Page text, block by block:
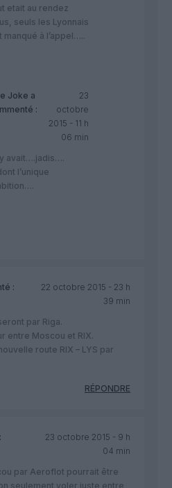
etait au rendez
seuls les Lyonnais
manqué à l’appel…..
Joke a
:
23
octobre
2015 - 11 h
06 min
y avait….jadis….
l’unique
:
22 octobre 2015 - 23 h
39 min
par Riga.
entre Moscou et RIX.
route RIX – LYS par
RÉPONDRE
23 octobre 2015 - 9 h
04 min
par Aeroflot pourrait être
seulement voler juste entre